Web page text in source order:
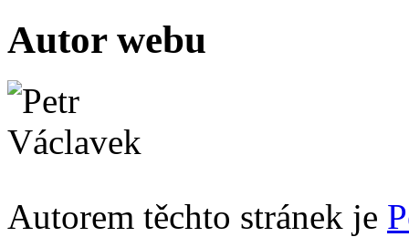
Autor webu
Autorem těchto stránek je